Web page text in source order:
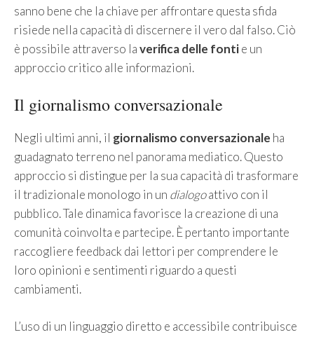
sanno bene che la chiave per affrontare questa sfida
risiede nella capacità di discernere il vero dal falso. Ciò
è possibile attraverso laverifica delle fontie un
approccio critico alle informazioni.
Il giornalismo conversazionale
Negli ultimi anni, il giornalismo conversazionale ha
guadagnato terreno nel panorama mediatico. Questo
approccio si distingue per la sua capacità di trasformare
il tradizionale monologo in un dialogoattivo con il
pubblico. Tale dinamica favorisce la creazione di una
comunità coinvolta e partecipe. È pertanto importante
raccogliere feedback dai lettori per comprendere le
loro opinioni e sentimenti riguardo a questi
cambiamenti.
L’uso di un linguaggio diretto e accessibile contribuisce